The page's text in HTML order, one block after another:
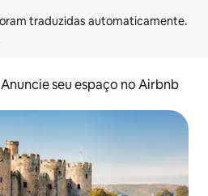
Anuncie seu espaço no Airbnb